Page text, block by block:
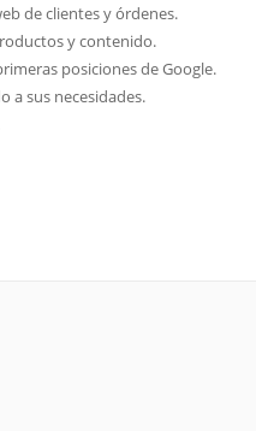
de clientes y órdenes.
y contenido.
posiciones de Google.
a sus necesidades.